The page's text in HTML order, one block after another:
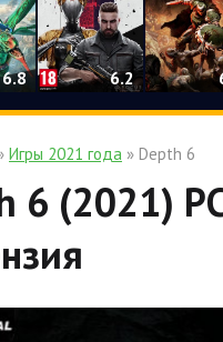
6.8 6.2
Игры 2021 года » Depth 6
6 (2021)